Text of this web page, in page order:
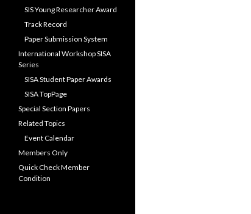
SIS Young Researcher Award
Track Record
Paper Submission System
International Workshop SISA
Series
SISA Student Paper Awards
SISA TopPage
Special Section Papers
Related Topics
Event Calendar
Members Only
Quick Check Member
Condition